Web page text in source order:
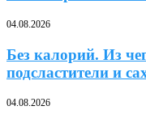
04.08.2026
Без калорий. Из
подсластители и
04.08.2026